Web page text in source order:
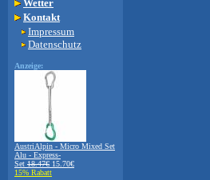
Wetter
Kontakt
Impressum
Datenschutz
Anzeige:
AustriAlpin - Micro Mixed Set
Alu - Express-
Set 18.47€ 15.70€
15% Rabatt